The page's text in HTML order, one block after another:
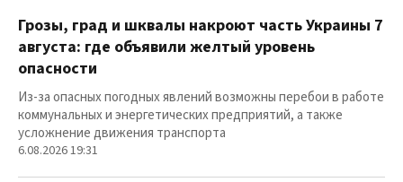
Грозы, град и шквалы накроют часть Украины 7
августа: где объявили желтый уровень
опасности
Из-за опасных погодных явлений возможны перебои в работе
коммунальных и энергетических предприятий, а также
усложнение движения транспорта
6.08.2026 19:31